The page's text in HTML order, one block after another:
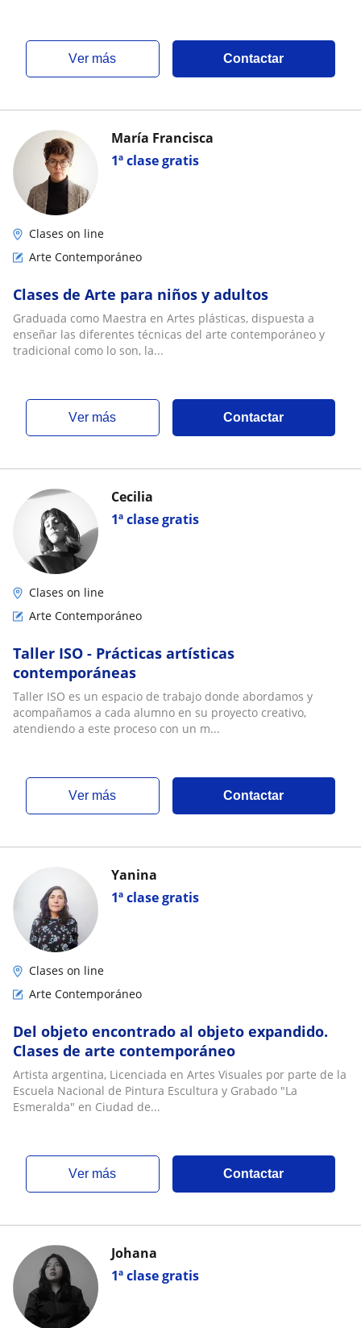
ver más Contactar
1ª clase gratis
María Francisca
Clases on line
Arte Contemporáneo
Clases de Arte para niños y adultos
Graduada como Maestra en Artes plásticas, dispuesta a
enseñar las diferentes técnicas del arte contemporáneo y
tradicional como lo son, la...
ver más Contactar
1ª clase gratis
Cecilia
Clases on line
Arte Contemporáneo
Taller ISO - Prácticas artísticas
contemporáneas
Taller ISO es un espacio de trabajo donde abordamos y
acompañamos a cada alumno en su proyecto creativo,
atendiendo a este proceso con un m...
ver más Contactar
1ª clase gratis
Yanina
Clases on line
Arte Contemporáneo
Del objeto encontrado al objeto expandido.
Clases de arte contemporáneo
Artista argentina, Licenciada en Artes Visuales por parte de la
Escuela Nacional de Pintura Escultura y Grabado "La
Esmeralda" en Ciudad de...
ver más Contactar
1ª clase gratis
Johana